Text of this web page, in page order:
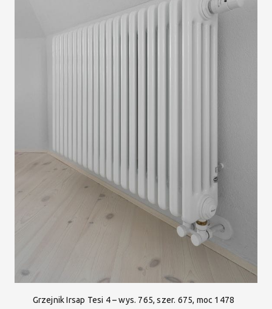
Grzejnik Irsap Tesi 4 – wys. 765, szer. 675, moc 1478